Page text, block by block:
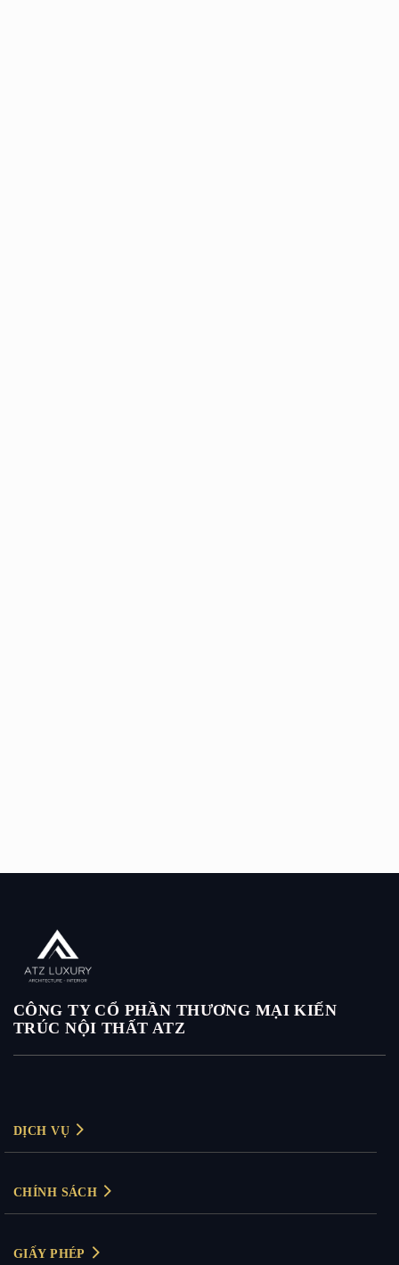
CÔNG TY CỔ PHẦN THƯƠNG MẠI KIẾN
TRÚC NỘI THẤT ATZ
DỊCH VỤ
Thiết kế nội thất biệt thự
CHÍNH SÁCH
Chính sách thanh toán
GIẤY PHÉP